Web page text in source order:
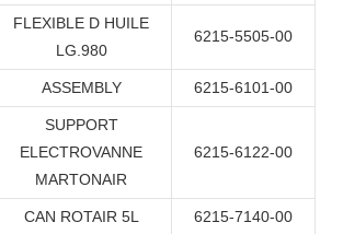
FLEXIBLE D HUILE
LG.980
6215-5505-00
ASSEMBLY 6215-6101-00
SUPPORT
ELECTROVANNE
MARTONAIR
6215-6122-00
CAN ROTAIR 5L 6215-7140-00